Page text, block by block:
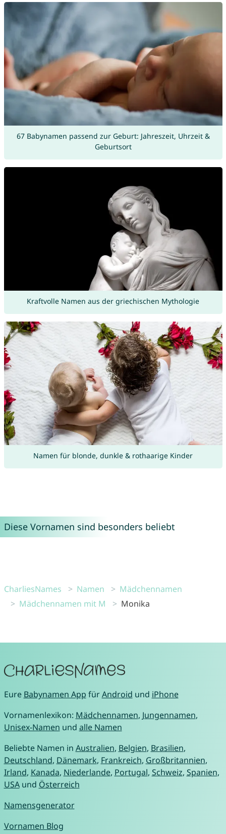
67 Babynamen passend zur Geburt: Jahreszeit, Uhrzeit &
Geburtsort
Kraftvolle Namen aus der griechischen Mythologie
Namen für blonde, dunkle & rothaarige Kinder
Diese Vornamen sind besonders beliebt
CharliesNames Namen
Mädchennamen
Mädchennamen mit M
Monika
Eure Babynamen App fürAndroid und iPhone
Vornamenlexikon: Mädchennamen, Jungennamen,
Unisex-Namen und alle Namen
Beliebte Namen in Australien, Belgien, Brasilien,
Deutschland, Dänemark, Frankreich, Großbritannien,
Irland, Kanada, Niederlande, Portugal, Schweiz, Spanien,
USAund Österreich
Namensgenerator
Vornamen Blog